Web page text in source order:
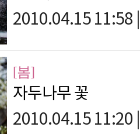
2010.04.15 11:58
[봄]
자두나무 꽃
2010.04.15 11:20